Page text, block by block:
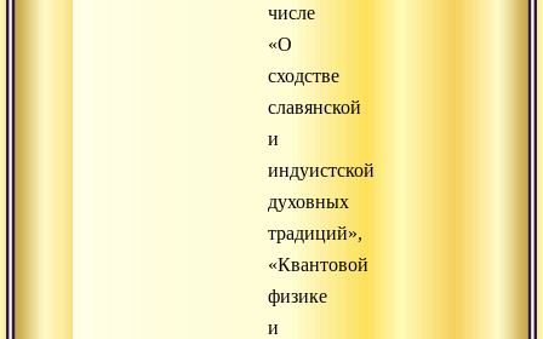
числе
«О
сходстве
славянской
и
индуистской
духовных
традиций»,
«Квантовой
физике
и